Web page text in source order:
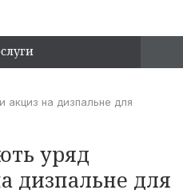
акциз на дизпальне для
уряд
дизпальне для